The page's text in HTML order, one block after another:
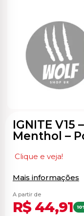
IGNITE V15
Menthol –
Clique e veja!
Mais informações
A partir de
R$44,91